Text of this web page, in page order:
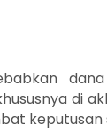
di
keputusan